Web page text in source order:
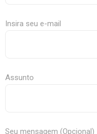
Insira seu e-mail
Assunto
Seu mensagem (Opcional)